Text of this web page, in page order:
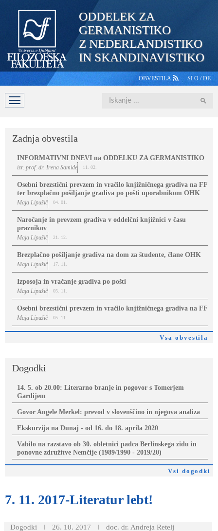
ODDELEK ZA
GERMANISTIKO
Z NEDERLANDISTIKO
IN SKANDINAVISTIKO
OBVESTILA SLO /DE
DOMOV ŠTUDIJ
Iskanje
Zadnja obvestila
INFORMATIVNI DNEVI na ODDELKU ZA GERMANISTIKO
izr. prof. dr. Irena Samide 11. 02.
Osebni brezstični prevzem in vračilo knjižničnega gradiva na FF
ter brezplačno pošiljanje gradiva po pošti uporabnikom OHK
Maja Lipužič 04. 01.
Naročanje in prevzem gradiva v oddelčni knjižnici v času
praznikov
Maja Lipužič 21. 12.
Brezplačno pošiljanje gradiva na dom za študente, člane OHK
Maja Lipužič 17. 11.
Izposoja in vračanje gradiva po pošti
Maja Lipužič 05. 11.
Osebni brezstični prevzem in vračilo knjižničnega gradiva na FF
Maja Lipužič 05. 11.
Vsa obvestila
Dogodki
14. 5. ob 20.00: Literarno branje in pogovor s Tomerjem
Gardijem
Govor Angele Merkel: prevod v slovenščino in njegova analiza
Ekskurzija na Dunaj - od 16. do 18. aprila 2020
Vabilo na razstavo ob 30. obletnici padca Berlinskega zidu in
ponovne združitve Nemčije (1989/1990 - 2019/20)
Vsi dogodki
7. 11. 2017-Literatur lebt!
Dogodki 26. 10. 2017 doc. dr. Andreja Retelj